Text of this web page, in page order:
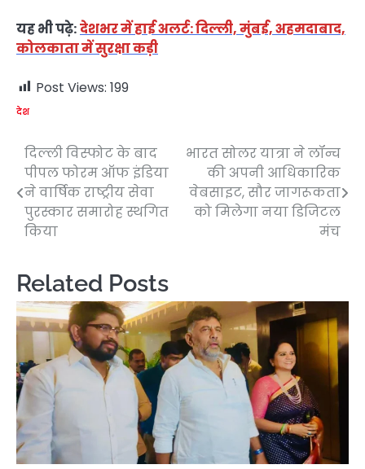
यह भी पढ़े:देशभर में हाई अलर्ट: दिल्ली, मुंबई, अहमदाबाद,
कोलकाता में सुरक्षा कड़ी
Post Views: 199
देश
Post
navigation
दिल्ली विस्फोट के बाद
पीपल फोरम ऑफ इंडिया
ने वार्षिक राष्ट्रीय सेवा
पुरस्कार समारोह स्थगित
किया
भारत सोलर यात्रा ने लॉन्च
की अपनी आधिकारिक
वेबसाइट, सौर जागरूकता
को मिलेगा नया डिजिटल
मंच
Related Posts